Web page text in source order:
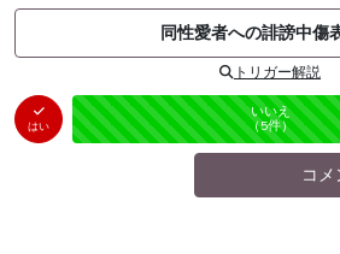
同性愛者への誹謗中傷
トリガー解説
はい
はい
（0件）
未投票
いいえ
（5件）
コメ